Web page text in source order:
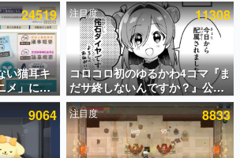
めました。
ムの企画書
ムクリエイターの方々に製作時のエピソードをお
ヒットする企画（ゲーム）とは何か？を探ってい
を解いてはいけない。『赫本』は、〈試験問題〉
した短編ホラー小説集です。
24519
い猫耳キ
メ」に視
見。違法
描写も含
わす
注目度 11308
コロコロ初のゆるかわ4コマ『ま
だサ終しないんですか？』公開
スタート。主人公は新入社員の
侘石ダイヤ、ゲーム会社を舞台
にトラブルへ対応する社員たち
を描く
9064 注目度 8833